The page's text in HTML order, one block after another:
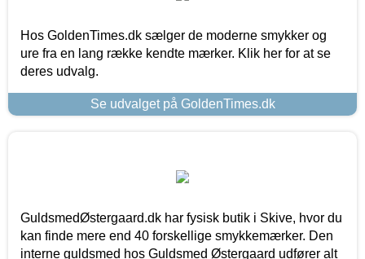
Hos GoldenTimes.dk sælger de moderne smykker og
ure fra en lang række kendte mærker. Klik her for at se
deres udvalg.
Se udvalget på GoldenTimes.dk
GuldsmedØstergaard.dk har fysisk butik i Skive, hvor du
kan finde mere end 40 forskellige smykkemærker. Den
interne guldsmed hos Guldsmed Østergaard udfører alt